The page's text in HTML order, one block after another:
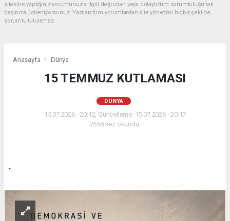
sitesine yaptığınız yorumunuzla ilgili doğrudan veya dolaylı tüm sorumluluğu tek
başınıza üstleniyorsunuz. Yazılan tüm yorumlardan site yönetimi hiçbir şekilde
sorumlu tutulamaz.
Anasayfa Dünya
15 TEMMUZ KUTLAMASI
DÜNYA
15.07.2026 - 20:12, Güncelleme: 15.07.2026 - 20:17
2558 kez okundu.
.